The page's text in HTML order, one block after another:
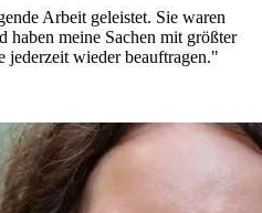
Arbeit geleistet. Sie waren
haben meine Sachen mit größter
jederzeit wieder beauftragen."